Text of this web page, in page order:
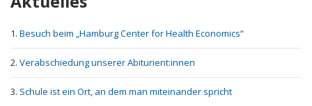
Besuch beim „Hamburg Center for Health Economics“
Verabschiedung unserer Abiturient:innen
Schule ist ein Ort, an dem man miteinander spricht